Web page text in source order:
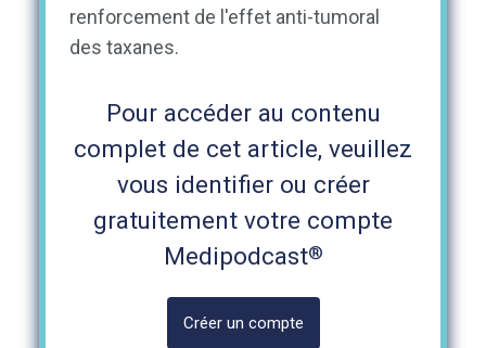
renforcement de l'effet anti-tumoral
des taxanes.
Pour accéder au contenu
complet de cet article, veuillez
vous identifier ou créer
gratuitement votre compte
Medipodcast®
Créer un compte